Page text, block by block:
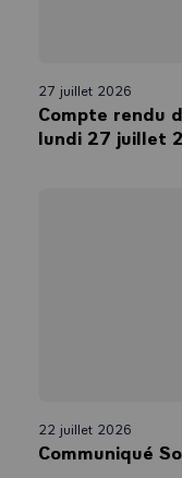
27 juillet 2026
Compte rendu
lundi 27 juillet
22 juillet 2026
Communiqué